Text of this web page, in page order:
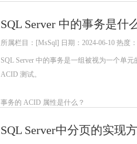
SQL Server 中的事务是什
所属栏目：[MsSql] 日期：2024-06-10 热度
SQL Server 中的事务是一组被视为一个单
ACID 测试。
事务的 ACID 属性是什么？
SQL Server中分页的实现